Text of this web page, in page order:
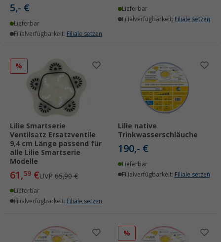
5,- €
Lieferbar
Filialverfügbarkeit: Filiale setzen
Lieferbar
Filialverfügbarkeit: Filiale setzen
%
Lilie Smartserie
Ventilsatz Ersatzventile
9,4 cm Länge passend für
alle Lilie Smartserie
Modelle
61,59 €UVP 65,90 €
Lieferbar
Filialverfügbarkeit: Filiale setzen
Lilie native
Trinkwasserschläuche
190,- €
Lieferbar
Filialverfügbarkeit: Filiale setzen
%